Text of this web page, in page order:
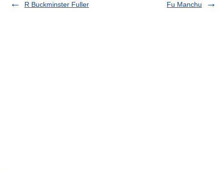
R Buckminster Fuller
Fu Manchu